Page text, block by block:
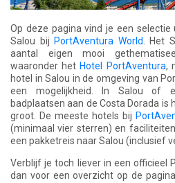
Op deze pagina vind je een
Salou bij PortAventura World . Het
aantal eigen mooi
waaronder het Hotel PortAventura,
hotel in Salou in de omgeving van
een mogelijkheid. In Salou of
badplaatsen aan de Costa Dorada is
groot. De meeste hotels bij
(minimaal vier sterren) en
een pakketreis naar Salou (inclusief
Verblijf je toch liever in een officieel
dan voor een overzicht op de pagina